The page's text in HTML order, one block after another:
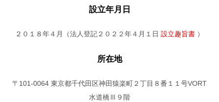
設立年月日
２０１８年４月（法人登記２０２２年４月１日 設立趣旨書 ）
所在地
〒101-0064 東京都千代田区神田猿楽町２丁目８番１１号VORT
水道橋Ⅲ９階